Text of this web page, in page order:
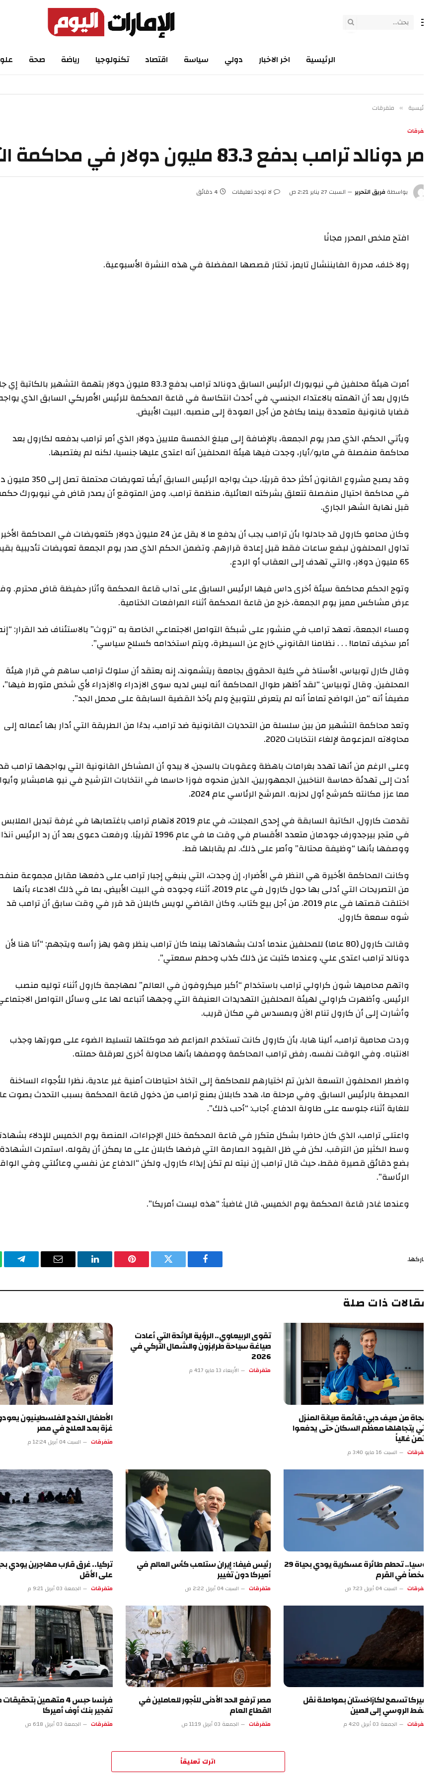
الرئيسية اخر الاخبار دولي سياسة اقتصاد تكنولوجيا رياضة صحة علوم
» متفرقات
ترامب بدفع 83.3 مليون دولار في محاكمة التشهير
بواسطة فريق التحرير السبت 27 يناير 2:21 ص لا توجد تعليقات 4 دقائق
افتح ملخص المحرر مجانًا
رولا خلف، محررة الفايننشال تايمز، تختار قصصها المفضلة في هذه النشرة الأسبوعية.
أمرت هيئة محلفين في نيويورك الرئيس السابق دونالد ترامب بدفع 83.3 مليون دولار بتهمة التشهير بالكاتبة إي جان
كارول بعد أن اتهمته بالاعتداء الجنسي، في أحدث انتكاسة في قاعة المحكمة للرئيس الأمريكي السابق الذي يواجه
قضايا قانونية متعددة بينما يكافح من أجل العودة إلى منصبه. البيت الأبيض.
ويأتي الحكم، الذي صدر يوم الجمعة، بالإضافة إلى مبلغ الخمسة ملايين دولار الذي أمر ترامب بدفعه لكارول بعد
محاكمة منفصلة في مايو/أيار، وجدت فيها هيئة المحلفين أنه اعتدى عليها جنسيا، لكنه لم يغتصبها.
وقد يصبح مشروع القانون أكثر حدة قريبًا، حيث يواجه الرئيس السابق أيضًا تعويضات محتملة تصل إلى 350 مليون دولار
في محاكمة احتيال منفصلة تتعلق بشركته العائلية، منظمة ترامب. ومن المتوقع أن يصدر قاض في نيويورك حكمه
قبل نهاية الشهر الجاري.
وكان محامو كارول قد جادلوا بأن ترامب يجب أن يدفع ما لا يقل عن 24 مليون دولار كتعويضات في المحاكمة الأخيرة.
تداول المحلفون لبضع ساعات فقط قبل إعادة قرارهم. وتضمن الحكم الذي صدر يوم الجمعة تعويضات تأديبية بقيمة
وتوج الحكم محاكمة سيئة أخرى داس فيها الرئيس السابق على آداب قاعة المحكمة وأثار حفيظة قاض محترم. وفي
عرض مشاكس مميز يوم الجمعة، خرج من قاعة المحكمة أثناء المرافعات الختامية.
ومساء الجمعة، تعهد ترامب في منشور على شبكة التواصل الاجتماعي الخاصة به “تروث” بالاستئناف ضد القرار: “إنه
أمر سخيف تماما! . . . نظامنا القانوني خارج عن السيطرة، ويتم استخدامه كسلاح سياسي”.
وقال كارل توبياس، الأستاذ في كلية الحقوق بجامعة ريتشموند، إنه يعتقد أن سلوك ترامب ساهم في قرار هيئة
المحلفين. وقال توبياس: “لقد أظهر طوال المحاكمة أنه ليس لديه سوى الازدراء والازدراء لأي شخص متورط فيها”،
مضيفاً أنه “من الواضح تماماً أنه لم يتعرض للتوبيخ ولم يأخذ القضية السابقة على محمل الجد”.
وتعد محاكمة التشهير من بين سلسلة من التحديات القانونية ضد ترامب، بدءًا من الطريقة التي أدار بها أعماله إلى
محاولاته المزعومة لإلغاء انتخابات 2020.
وعلى الرغم من أنها تهدد بغرامات باهظة وعقوبات بالسجن، لا يبدو أن المشاكل القانونية التي يواجهها ترامب قد
أدت إلى تهدئة حماسة الناخبين الجمهوريين، الذين منحوه فوزا حاسما في انتخابات الترشيح في نيو هامبشاير وأيوا،
مما عزز مكانته كمرشح أول لحزبه. المرشح الرئاسي عام 2024.
تقدمت كارول، الكاتبة السابقة في إحدى المجلات، في عام 2019 لاتهام ترامب باغتصابها في غرفة تبديل الملابس
في متجر بيرجدورف جودمان متعدد الأقسام في وقت ما في عام 1996 تقريبًا. ورفعت دعوى بعد أن رد الرئيس آنذاك
ووصفها بأنها “وظيفة محتالة” وأصر على ذلك. لم يقابلها قط.
وكانت المحاكمة الأخيرة هي النظر في الأضرار، إن وجدت، التي ينبغي إجبار ترامب على دفعها مقابل مجموعة منفصلة
من التصريحات التي أدلى بها حول كارول في عام 2019، أثناء وجوده في البيت الأبيض، بما في ذلك الادعاء بأنها
اختلقت قصتها في عام 2019. من أجل بيع كتاب. وكان القاضي لويس كابلان قد قرر في وقت سابق أن ترامب قد
شوه سمعة كارول.
وقالت كارول (80 عاما) للمحلفين عندما أدلت بشهادتها بينما كان ترامب ينظر وهو يهز رأسه ويتجهم: “أنا هنا لأن
دونالد ترامب اعتدى علي، وعندما كتبت عن ذلك كذب وحطم سمعتي”.
واتهم محاميها شون كراولي ترامب باستخدام “أكبر ميكروفون في العالم” لمهاجمة كارول أثناء توليه منصب
الرئيس. وأظهرت كراولي لهيئة المحلفين التهديدات العنيفة التي وجهها أتباعه لها على وسائل التواصل الاجتماعي،
وأشارت إلى أن كارول تنام الآن وبمسدس في مكان قريب.
وردت محامية ترامب، ألينا هابا، بأن كارول كانت تستخدم المزاعم ضد موكلتها لتسليط الضوء على صورتها وجذب
الانتباه. وفي الوقت نفسه، رفض ترامب المحاكمة ووصفها بأنها محاولة أخرى لعرقلة حملته.
واضطر المحلفون التسعة الذين تم اختيارهم للمحاكمة إلى اتخاذ احتياطات أمنية غير عادية، نظرا للأجواء الساخنة
المحيطة بالرئيس السابق. وفي مرحلة ما، هدد كابلان بمنع ترامب من دخول قاعة المحكمة بسبب التحدث بصوت عالٍ
للغاية أثناء جلوسه على طاولة الدفاع. أجاب: “أحب ذلك”.
واعتلى ترامب، الذي كان حاضرا بشكل متكرر في قاعة المحكمة خلال الإجراءات، المنصة يوم الخميس للإدلاء بشهادته،
وسط الكثير من الترقب. لكن في ظل القيود الصارمة التي فرضها كابلان على ما يمكن أن يقوله، استمرت الشهادة
بضع دقائق قصيرة فقط، حيث قال ترامب إن نيته لم تكن إيذاء كارول، ولكن “الدفاع عن نفسي وعائلتي وفي الواقع
الرئاسة”.
وعندما غادر قاعة المحكمة يوم الخميس، قال غاضباً: “هذه ليست أمريكا”.
فيسبوكتويتر بينتيريستلينكدإن البريد
تيلقرام
ذات صلة
من صيف دبي: قائمة صيانة المنزل
يتجاهلها معظم السكان حتى يدفعوا
غالياً
السبت 16 مايو 3:40 م
تقوى الربيعاوي.. الرؤية الرائدة التي أعادت
صياغة سياحة طرابزون والشمال التركي في
الأربعاء 13 مايو 4:17 م
الأطفال الخدج الفلسطينيون يعودون إلى
غزة بعد العلاج في مصر
متفرقات السبت 04 أبريل 12:24 م
روسيا.. تحطم طائرة عسكرية يودي بحياة 29
في القرم
السبت 04 أبريل 7:23 ص
رئيس فيفا: إيران ستلعب كأس العالم في
أميركا دون تغيير
السبت 04 أبريل 2:22 ص
تركيا.. غرق قارب مهاجرين يودي بحياة 18
على الأقل
متفرقات الجمعة 03 أبريل 9:21 م
تسمح لكازاخستان بمواصلة نقل
الروسي إلى الصين
الجمعة 03 أبريل 4:20 م
مصر ترفع الحد الأدنى للأجور للعاملين في
القطاع العام
الجمعة 03 أبريل 11:19 ص
فرنسا حبس 4 متهمين بتحقيقات
تفجير بنك أوف أميركا
متفرقات الجمعة 03 أبريل 6:18 ص
اترك تعليقاً